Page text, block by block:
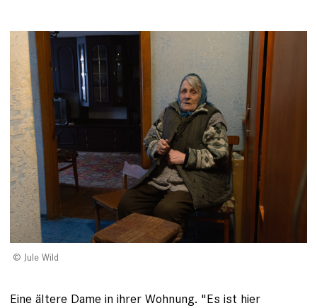
Jule Wild
Eine ältere Dame in ihrer Wohnung. "Es ist hier